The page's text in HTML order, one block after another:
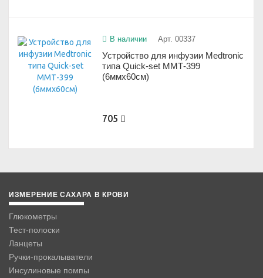
В наличии Арт. 00337
Устройство для инфузии Medtronic
типа Quick-set ММТ-399
(6ммx60см)
705
ИЗМЕРЕНИЕ САХАРА В КРОВИ
Глюкометры
Тест-полоски
Ланцеты
Ручки-прокалыватели
Инсулиновые помпы